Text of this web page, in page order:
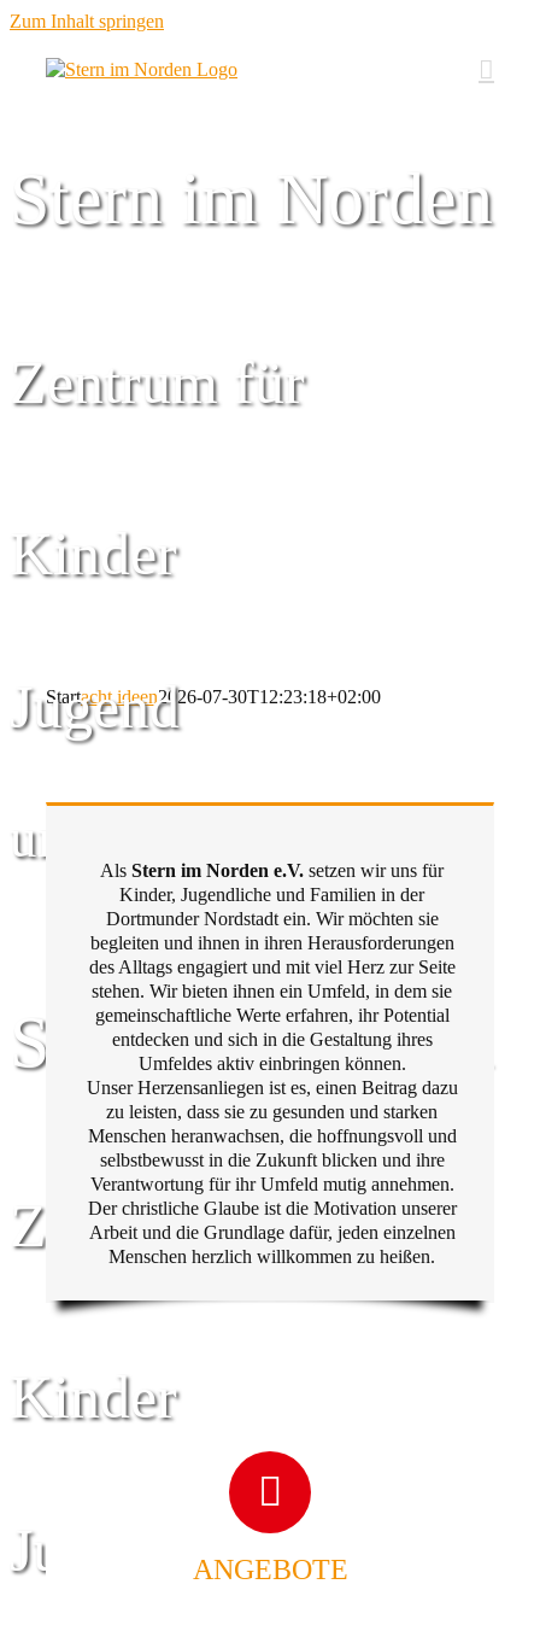
Zum Inhalt springen
Stern im Norden
Zentrum für
Kinder
Jugend
und Familie
Stern im Norden
Zentrum für
Kinder
Jugend
Startacht ideen2026-07-30T12:23:18+02:00
Als Stern im Norden e.V. setzen wir uns für
Kinder, Jugendliche und Familien in der
Dortmunder Nordstadt ein. Wir möchten sie
begleiten und ihnen in ihren Herausforderungen
des Alltags engagiert und mit viel Herz zur Seite
stehen. Wir bieten ihnen ein Umfeld, in dem sie
gemeinschaftliche Werte erfahren, ihr Potential
entdecken und sich in die Gestaltung ihres
Umfeldes aktiv einbringen können.
Unser Herzensanliegen ist es, einen Beitrag dazu
zu leisten, dass sie zu gesunden und starken
Menschen heranwachsen, die hoffnungsvoll und
selbstbewusst in die Zukunft blicken und ihre
Verantwortung für ihr Umfeld mutig annehmen.
Der christliche Glaube ist die Motivation unserer
Arbeit und die Grundlage dafür, jeden einzelnen
Menschen herzlich willkommen zu heißen.
ANGEBOTE